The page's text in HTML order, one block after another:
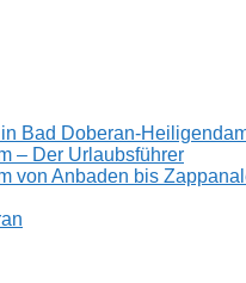
Bad Doberan-
– Der Urlaubsführer
von Anbaden bis